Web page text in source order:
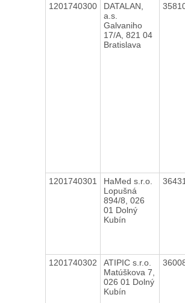
1201740300
DATALAN,
a.s.
Galvaniho
17/A, 821 04
Bratislava
1201740301
HaMed s.r.o.
Lopušná
894/8, 026
01 Dolný
Kubín
1201740302
ATIPIC s.r.o.
Matúškova 7,
026 01 Dolný
Kubín